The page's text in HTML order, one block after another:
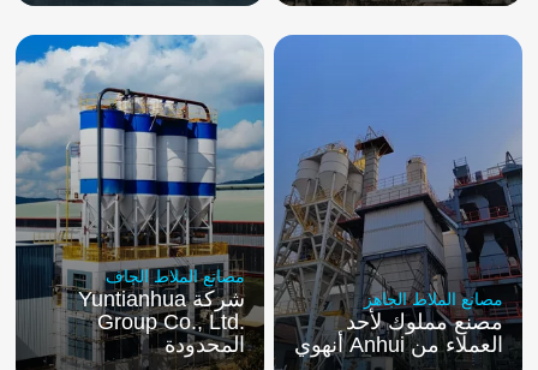
مصانع الملاط الجاهز
مصنع مملوك لأحد
العملاء من Anhui أنهوي
مصانع الملاط الجاف
شركةYuntianhua
Group Co., Ltd.
المحدودة